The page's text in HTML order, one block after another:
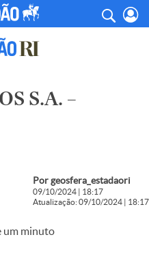
S.A. –
Por geosfera_estadaori
09/10/2024 | 18:17
Atualização: 09/10/2024 | 18:17
um minuto